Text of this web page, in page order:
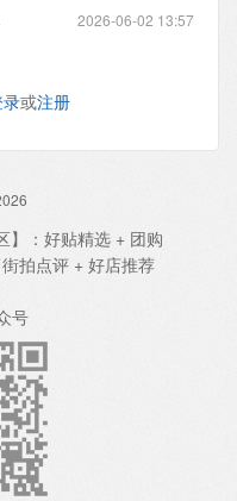
2026-06-02 13:57
或注册
】：好贴精选 + 团购
拍点评 + 好店推荐
号